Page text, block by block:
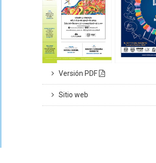
Versión PDF
Sitio web